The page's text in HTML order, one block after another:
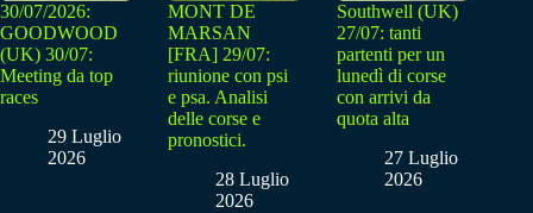
30/07/2026:
GOODWOOD
(UK) 30/07:
Meeting da top
races
29 Luglio
2026
MONT DE
MARSAN
[FRA] 29/07:
riunione con psi
e psa. Analisi
delle corse e
pronostici.
28 Luglio
2026
Southwell (UK)
27/07: tanti
partenti per un
lunedì di corse
con arrivi da
quota alta
27 Luglio
2026